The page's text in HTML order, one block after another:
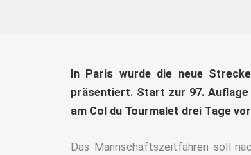
In Paris wurde die neue
präsentiert. Start zur 97.
am Col du Tourmalet drei Tage
Das Mannschaftszeitfahren soll